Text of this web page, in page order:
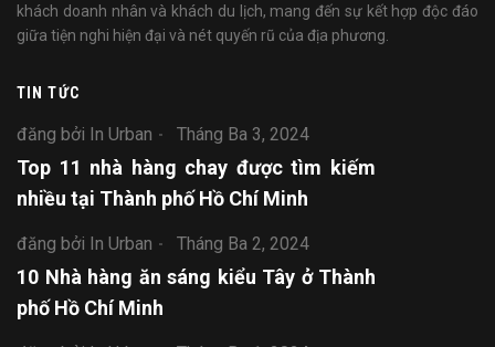
khách doanh nhân và khách du lịch, mang đến sự kết hợp độc đáo
giữa tiện nghi hiện đại và nét quyến rũ của địa phương.
TIN TỨC
đăng bởi In Urban Tháng Ba 3, 2024
Top 11 nhà hàng chay được tìm kiếm
nhiều tại Thành phố Hồ Chí Minh
đăng bởi In Urban Tháng Ba 2, 2024
10 Nhà hàng ăn sáng kiểu Tây ở Thành
phố Hồ Chí Minh